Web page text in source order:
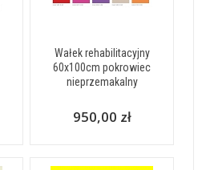
Wałek rehabilitacyjny
60x100cm pokrowiec
nieprzemakalny
950,00 zł